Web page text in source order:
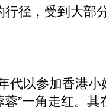
行径，受到大部
以参加香港小
”一角走红。